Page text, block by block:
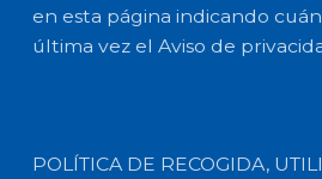
en esta página indicando
última vez el Aviso de
POLÍTICA DE RECOGIDA,